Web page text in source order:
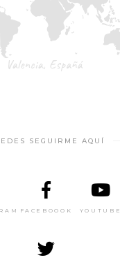
SEGUIRME AQUÍ
FACEBOOOK YOUTUBE